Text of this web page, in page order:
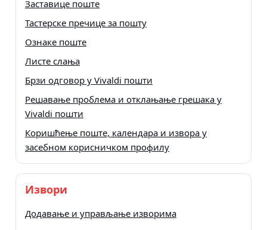
Заставице поште
Тастерске пречице за пошту
Ознаке поште
Листе слања
Брзи одговор у Vivaldi пошти
Решавање проблема и отклањање грешака у
Vivaldi пошти
Коришћење поште, календара и извора у
засебном корисничком профилу
Извори
Додавање и управљање изворима